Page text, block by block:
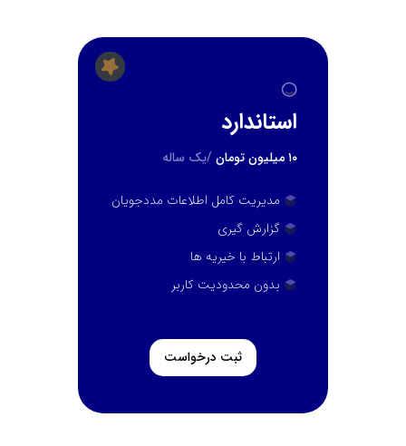
استاندارد
۱۰میلیون تومان /یک ساله
مدیریت کامل اطلاعات مددجویان
گزارش گیری
ارتباط با خیریه ها
بدون محدودیت کاربر
ثبت درخواست